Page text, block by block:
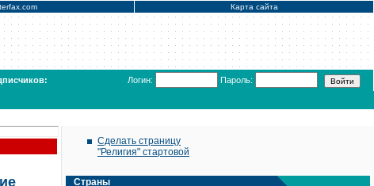
Карта сайта
Логин: Пароль:
Сделать страницу
"Религия" стартовой
Страны